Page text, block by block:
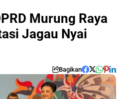
Murung Raya
Jagau Nyai
Bagikan